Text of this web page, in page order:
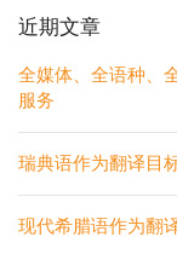
近期文章
全媒体、全语种、
服务
瑞典语作为翻译目
现代希腊语作为翻